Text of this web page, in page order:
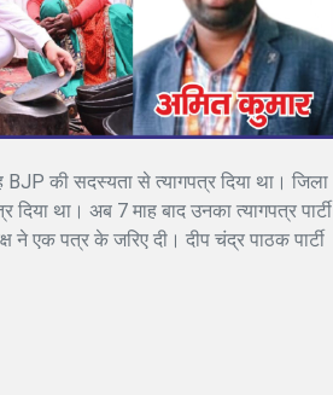
की सदस्यता से त्यागपत्र दिया था। जिला
था। अब 7 माह बाद उनका त्यागपत्र पार्टी
एक पत्र के जरिए दी। दीप चंद्र पाठक पार्टी